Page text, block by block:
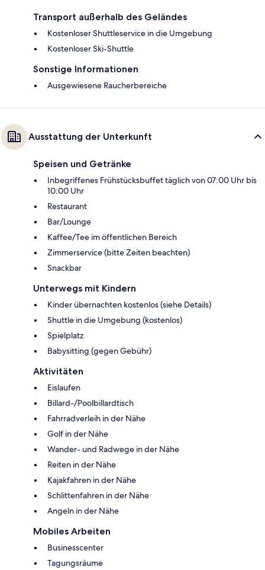
Transport außerhalb des Geländes
Kostenloser Shuttleservice in die Umgebung
Kostenloser Ski-Shuttle
Sonstige Informationen
Ausgewiesene Raucherbereiche
Ausstattung der Unterkunft
Speisen und Getränke
Inbegriffenes Frühstücksbuffet täglich von 07:00 Uhr bis
10:00 Uhr
Restaurant
Bar/Lounge
Kaffee/Tee im öffentlichen Bereich
Zimmerservice (bitte Zeiten beachten)
Snackbar
Unterwegs mit Kindern
Kinder übernachten kostenlos (siehe Details)
Shuttle in die Umgebung (kostenlos)
Spielplatz
Babysitting (gegen Gebühr)
Aktivitäten
Eislaufen
Billard-/Poolbillardtisch
Fahrradverleih in der Nähe
Golf in der Nähe
Wander- und Radwege in der Nähe
Reiten in der Nähe
Kajakfahren in der Nähe
Schlittenfahren in der Nähe
Angeln in der Nähe
Mobiles Arbeiten
Businesscenter
Tagungsräume